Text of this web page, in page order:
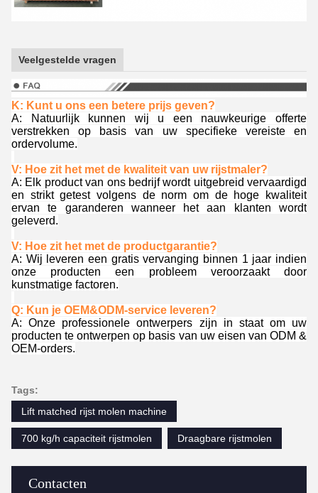
Contacten
Veelgestelde vragen
K: Kunt u ons een betere prijs geven?
A: Natuurlijk kunnen wij u een nauwkeurige offerte
verstrekken op basis van uw specifieke vereiste en
ordervolume.
V: Hoe zit het met de kwaliteit van uw rijstmaler?
A: Elk product van ons bedrijf wordt uitgebreid vervaardigd
en strikt getest volgens de norm om de hoge kwaliteit
ervan te garanderen wanneer het aan klanten wordt
geleverd.
V: Hoe zit het met de productgarantie?
A: Wij leveren een gratis vervanging binnen 1 jaar indien
onze producten een probleem veroorzaakt door
kunstmatige factoren.
Q: Kun je OEM&ODM-service leveren?
A: Onze professionele ontwerpers zijn in staat om uw
producten te ontwerpen op basis van uw eisen van ODM &
OEM-orders.
Tags:
Lift matched rijst molen machine
700 kg/h capaciteit rijstmolen Draagbare rijstmolen